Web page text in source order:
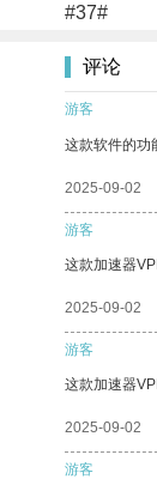
#37#
评论
游客
这款软件的功
2025-09-02
游客
这款加速器
2025-09-02
游客
这款加速器
2025-09-02
游客